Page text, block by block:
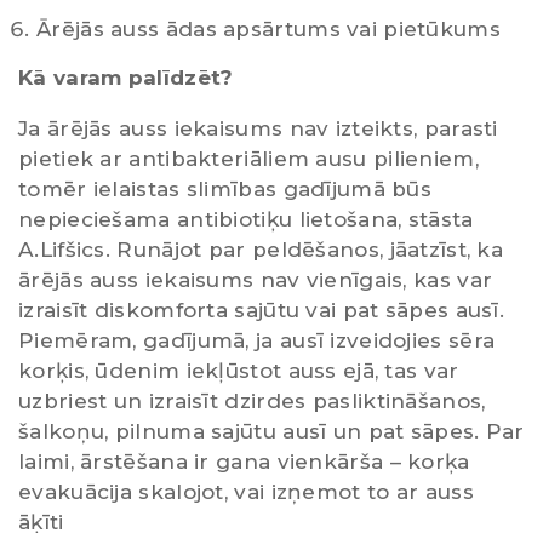
Ārējās auss ādas apsārtums vai pietūkums
Kā varam palīdzēt?
Ja ārējās auss iekaisums nav izteikts, parasti
pietiek ar antibakteriāliem ausu pilieniem,
tomēr ielaistas slimības gadījumā būs
nepieciešama antibiotiķu lietošana, stāsta
A.Lifšics. Runājot par peldēšanos, jāatzīst, ka
ārējās auss iekaisums nav vienīgais, kas var
izraisīt diskomforta sajūtu vai pat sāpes ausī.
Piemēram, gadījumā, ja ausī izveidojies sēra
korķis, ūdenim iekļūstot auss ejā, tas var
uzbriest un izraisīt dzirdes pasliktināšanos,
šalkoņu, pilnuma sajūtu ausī un pat sāpes. Par
laimi, ārstēšana ir gana vienkārša – korķa
evakuācija skalojot, vai izņemot to ar auss
āķīti